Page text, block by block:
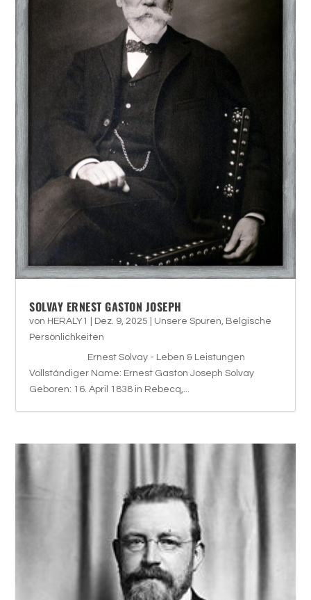
SOLVAY ERNEST GASTON JOSEPH
von HERALY1 Dez. 9, 2025 Unsere Spuren, Belgische
Persönlichkeiten
Ernest Solvay - Leben & Leistungen
Vollständiger Name: Ernest Gaston Joseph Solvay
Geboren: 16. April 1838 in Rebecq,...